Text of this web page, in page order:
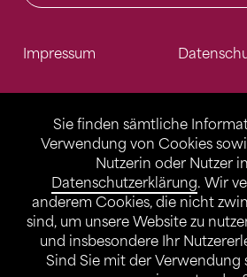
Sie finden sämtliche
Verwendung von Cookies
Nutzerin oder Nutzer
Datenschutzerklärung. Wir
anderem Cookies, die nicht
sind, um unsere Website zu
und insbesondere Ihr
Sind Sie mit der Verwendung
Impressum